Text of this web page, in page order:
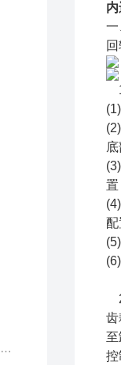
齿
控